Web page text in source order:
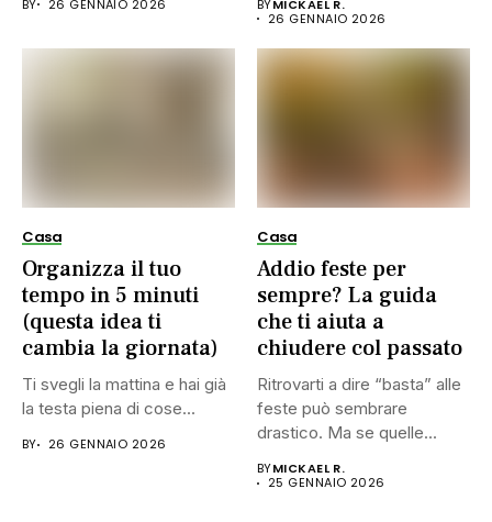
BY 26 GENNAIO 2026 BYMICKAEL R.
26 GENNAIO 2026
Casa
Organizza il tuo
tempo in 5 minuti
(questa idea ti
cambia la giornata)
Ti svegli la mattina e hai già
la testa piena di cose...
BY 26 GENNAIO 2026
Casa
Addio feste per
sempre? La guida
che ti aiuta a
chiudere col passato
Ritrovarti a dire “basta” alle
feste può sembrare
drastico. Ma se quelle...
BYMICKAEL R.
25 GENNAIO 2026